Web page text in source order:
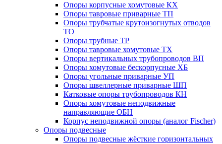
Опоры корпусные хомутовые КХ
Опоры тавровые приварные ТП
Опоры трубчатые крутоизогнутых отводов
ТО
Опоры трубные ТР
Опоры тавровые хомутовые ТХ
Опоры вертикальных трубопроводов ВП
Опоры хомутовые бескорпусные ХБ
Опоры угольные приварные УП
Опоры швеллерные приварные ШП
Катковые опоры трубопроводов КН
Опоры хомутовые неподвижные
направляющие ОБН
Корпус неподвижной опоры (аналог Fischer)
Опоры подвесные
Опоры подвесные жёсткие горизонтальных